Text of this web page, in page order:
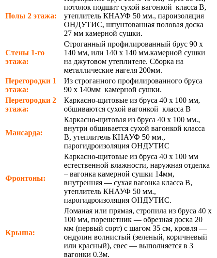
Полы 2 этажа:
потолок подшит сухой вагонкой класса В,
утеплитель КНАУФ 50 мм., пароизоляция
ОНДУТИС, шпунтованная половая доска
27 мм камерной сушки.
Стены 1-го
этажа:
Строганный профилированный брус 90 х
140 мм, или 140 х 140 мм.камерной сушки
на джутовом утеплителе. Сборка на
металлические нагеля 200мм.
Перегородки 1
этажа:
Из строганного профилированного бруса
90 х 140мм камерной сушки.
Перегородки 2
этажа:
Каркасно-щитовые из бруса 40 х 100 мм,
обшиваются сухой вагонкой класса В
Мансарда:
Каркасно-щитовая из бруса 40 х 100 мм.,
внутри обшивается сухой вагонкой класса
В, утеплитель КНАУФ 50 мм.,
парогидроизоляция ОНДУТИС
Фронтоны:
Каркасно-щитовые из бруса 40 х 100 мм
естественной влажности, наружная отделка
– вагонка камерной сушки 14мм,
внутренняя — сухая вагонка класса В,
утеплитель КНАУФ 50 мм.,
парогидроизоляция ОНДУТИС.
Крыша:
Ломаная или прямая, стропила из бруса 40 х
100 мм, порешетник — обрезная доска 20
мм (первый сорт) с шагом 35 см, кровля —
ондулин волнистый (зеленый, коричневый
или красный), свес — выполняется в 3
вагонки 0.3м.